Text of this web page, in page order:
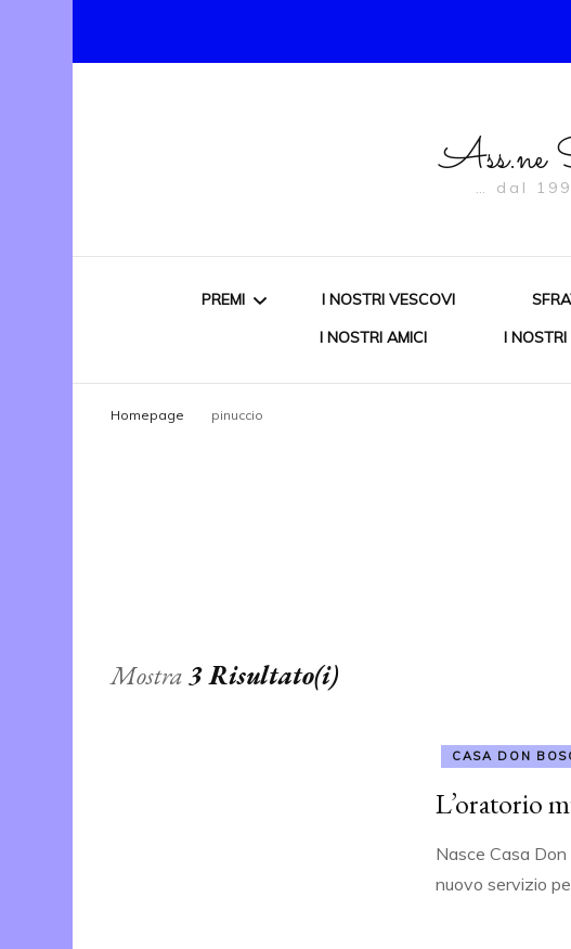
… dal
PREMI I NOSTRI VESCOVI
I NOSTRI AMICI
I
Homepage pinuccio
Mostra3 Risultato(i)
CASA DON
L’oratorio
Nasce Casa Don
nuovo servizio